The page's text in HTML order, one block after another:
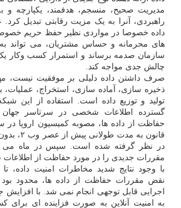
مدیریت صحیح، منسجم، هدفمند، یکپارچه و
راهبردی، آنرا به یک مزیت رقابتی تبدیل
داده خصوصا در مواردی نظیر حفظ حریم
های محرمانه و حساس مشتریان، می تواند
سازمان صدمه برساند و استمرار کسب وکار یک
چالش جدی مواجه کند.
صرف داشتن داده دلیلی بر موفقیت نیست،
ذخیره سازی، آماده سازی، استخراج، عملیات،
تولید و توزیع داده است. استفاده از این
گسترده اطلاعات شخصی در سرتاسر جهان
قانون به
مقررات جدیدی را در مورد حفاظت از
با وجود نتایج شدید مخاطرات امنیت داده،
نقض مقررات حفاظت از داده ها، محدود
اجرایی قابل توجهی انجام نمی شد. با افزایش
به امنیت آنلاین به صورت فزاینده ای برای